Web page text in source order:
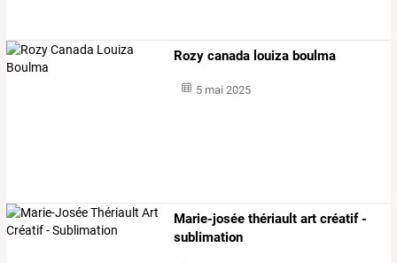
Rozy canada louiza boulma
5 mai 2025
Marie-josée thériault art créatif -
sublimation